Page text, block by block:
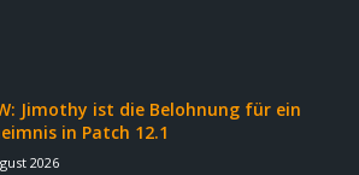
Jimothy ist die Belohnung für ein
in Patch 12.1
2026